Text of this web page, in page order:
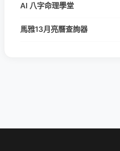
AI 八字命理學堂
馬雅13月亮曆查詢器